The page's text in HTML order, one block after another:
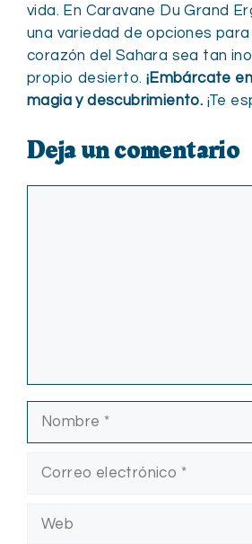
vida. En Caravane Du Grand
una variedad de opciones para
corazón del Sahara sea tan
propio desierto. ¡Embárcate
magia y descubrimiento. ¡Te
Deja un comentario